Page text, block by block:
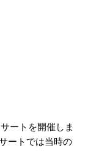
ートを開催しま
ートでは当時の